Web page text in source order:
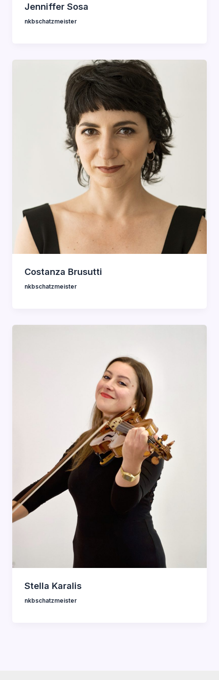
Jenniffer Sosa
nkbschatzmeister
Costanza Brusutti
nkbschatzmeister
Stella Karalis
nkbschatzmeister